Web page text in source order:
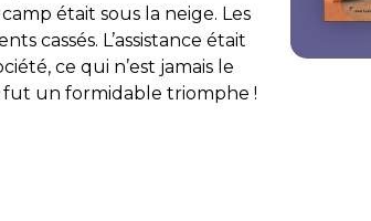
était sous la neige. Les
cassés. L’assistance était
ce qui n’est jamais le
fut un formidable triomphe !